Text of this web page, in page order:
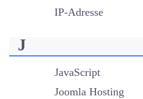
IP-Adresse
J
JavaScript
Joomla Hosting